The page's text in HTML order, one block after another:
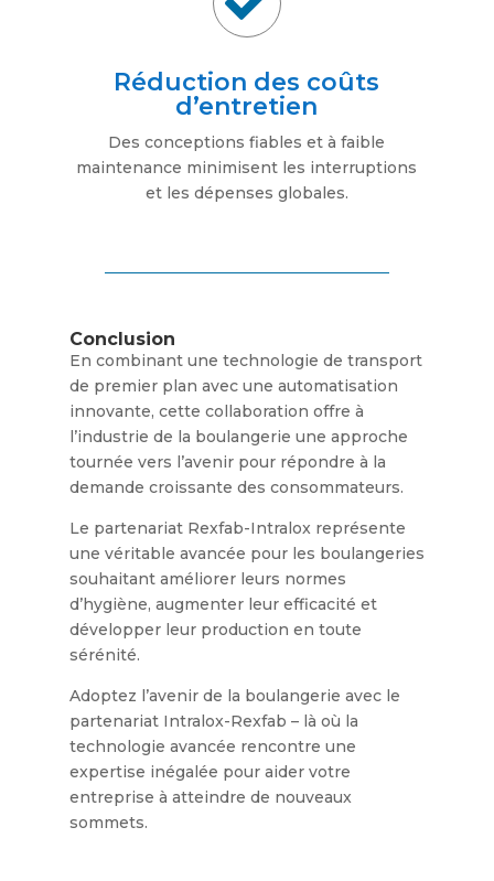
Réduction des coûts
d’entretien
Des conceptions fiables et à faible
maintenance minimisent les interruptions
et les dépenses globales.
Conclusion
En combinant une technologie de transport
de premier plan avec une automatisation
innovante, cette collaboration offre à
l’industrie de la boulangerie une approche
tournée vers l’avenir pour répondre à la
demande croissante des consommateurs.
Le partenariat Rexfab-Intralox représente
une véritable avancée pour les boulangeries
souhaitant améliorer leurs normes
d’hygiène, augmenter leur efficacité et
développer leur production en toute
sérénité.
Adoptez l’avenir de la boulangerie avec le
partenariat Intralox-Rexfab – là où la
technologie avancée rencontre une
expertise inégalée pour aider votre
entreprise à atteindre de nouveaux
sommets.